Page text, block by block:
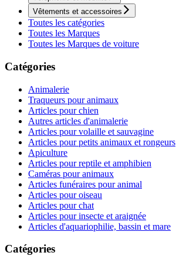
Vêtements et accessoires
Toutes les catégories
Toutes les Marques
Toutes les Marques de voiture
Catégories
Animalerie
Traqueurs pour animaux
Articles pour chien
Autres articles d'animalerie
Articles pour volaille et sauvagine
Articles pour petits animaux et rongeurs
Apiculture
Articles pour reptile et amphibien
Caméras pour animaux
Articles funéraires pour animal
Articles pour oiseau
Articles pour chat
Articles pour insecte et araignée
Articles d'aquariophilie, bassin et mare
Catégories